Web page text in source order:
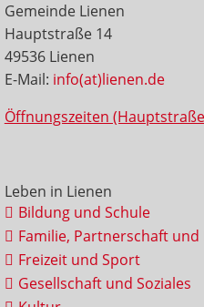
Gemeinde Lienen
Hauptstraße 14
49536 Lienen
E-Mail: info(at)lienen.de
Öffnungszeiten
Leben in Lienen
Bildung und Schule
Familie, Partnerschaft und
Freizeit und Sport
Gesellschaft und Soziales